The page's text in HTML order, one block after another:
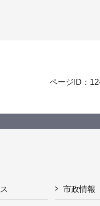
ページID：
市政情報